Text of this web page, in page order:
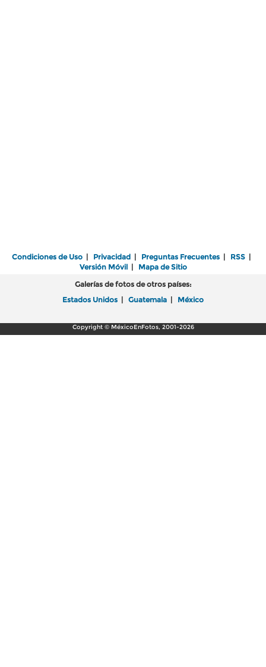
Condiciones de Uso | Privacidad | Preguntas Frecuentes | RSS |
Versión Móvil| Mapa de Sitio
Galerías de fotos de otros países:
Estados Unidos | Guatemala | México
Copyright © MéxicoEnFotos, 2001-2026